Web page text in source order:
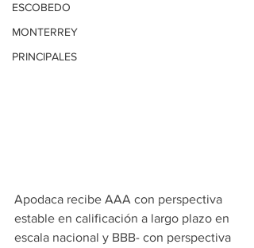
ESCOBEDO
MONTERREY
PRINCIPALES
Apodaca recibe AAA con perspectiva
estable en calificación a largo plazo en
escala nacional y BBB- con perspectiva